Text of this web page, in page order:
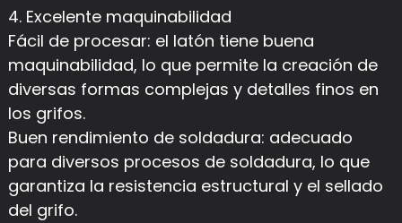
4. Excelente maquinabilidad
Fácil de procesar: el latón tiene buena
maquinabilidad, lo que permite la creación de
diversas formas complejas y detalles finos en
los grifos.
Buen rendimiento de soldadura: adecuado
para diversos procesos de soldadura, lo que
garantiza la resistencia estructural y el sellado
del grifo.